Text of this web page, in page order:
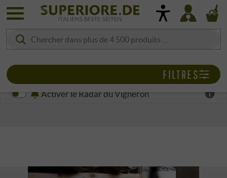
Activer le Radar du Vigneron
FILTRES